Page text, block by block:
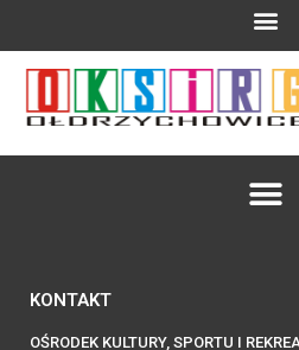
KONTAKT
OŚRODEK KULTURY, SPORTU I